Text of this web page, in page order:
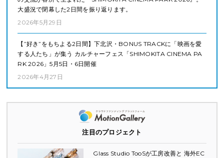
大盛況で閉幕した2日間を振り返ります。
2026年5月29日
【”好き”をもちよる2日間】下北沢・BONUS TRACKに「映画を愛
する人たち」が集う カルチャーフェス「SHIMOKITA CINEMA PA
RK 2026」5月5日・6日開催
2026年4月27日
注目のプロジェクト
Glass Studio TooSが工房改善と 海外EC